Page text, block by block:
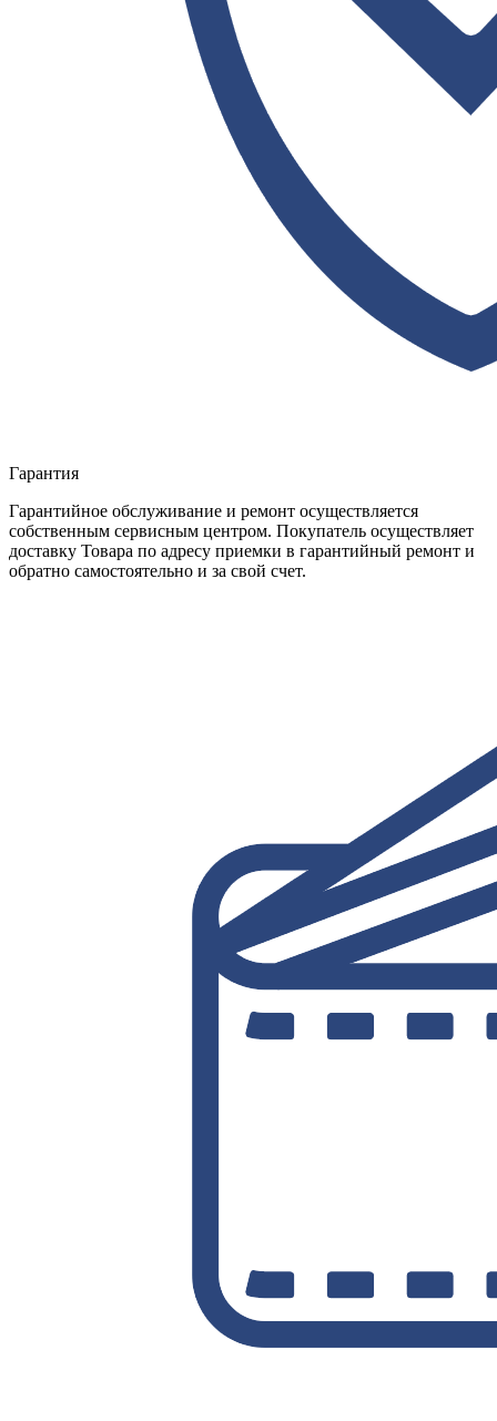
Гарантия
Гарантийное обслуживание и ремонт осуществляется
собственным сервисным центром. Покупатель осуществляет
доставку Товара по адресу приемки в гарантийный ремонт и
обратно самостоятельно и за свой счет.